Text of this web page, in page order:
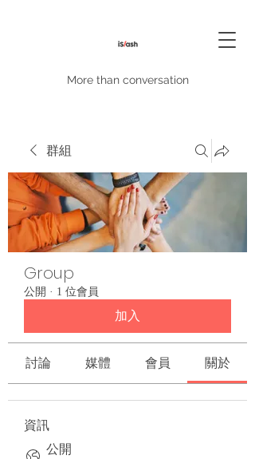
More than conversation
群組
Group
公開 · 1 位會員
加入
討論 媒體 會員 關於
資訊
公開